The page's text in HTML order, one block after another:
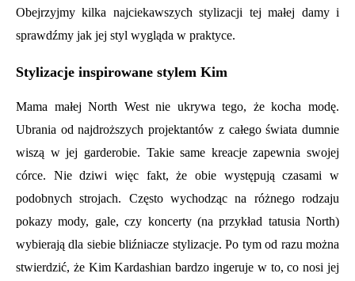
Obejrzyjmy kilka najciekawszych stylizacji tej małej damy i
sprawdźmy jak jej styl wygląda w praktyce.
Stylizacje inspirowane stylem Kim
Mama małej North West nie ukrywa tego, że kocha modę.
Ubrania od najdroższych projektantów z całego świata dumnie
wiszą w jej garderobie. Takie same kreacje zapewnia swojej
córce. Nie dziwi więc fakt, że obie występują czasami w
podobnych strojach. Często wychodząc na różnego rodzaju
pokazy mody, gale, czy koncerty (na przykład tatusia North)
wybierają dla siebie bliźniacze stylizacje. Po tym od razu można
stwierdzić, że Kim Kardashian bardzo ingeruje w to, co nosi jej